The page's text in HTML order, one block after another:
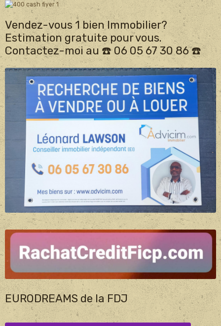
Vendez-vous 1 bien Immobilier?
Estimation gratuite pour vous.
Contactez-moi au ☎️ 06 05 67 30 86 ☎️
EURODREAMS de la FDJ